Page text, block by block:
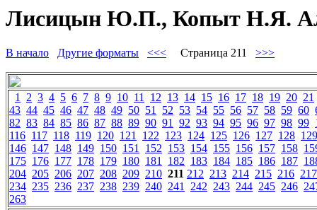
Лисицын Ю.П., Копыт Н.Я.
В начало Другие форматы <<< Страница 211 >>>
1 2 3 4 5 6 7 8 9 10 11 12 13 14 15 16 17 18 19 20 21
43 44 45 46 47 48 49 50 51 52 53 54 55 56 57 58 59 60
82 83 84 85 86 87 88 89 90 91 92 93 94 95 96 97 98 99
116 117 118 119 120 121 122 123 124 125 126 127 128 129
146 147 148 149 150 151 152 153 154 155 156 157 158
175 176 177 178 179 180 181 182 183 184 185 186 187
204 205 206 207 208 209 210 211 212 213 214 215 216 217
234 235 236 237 238 239 240 241 242 243 244 245 246
263